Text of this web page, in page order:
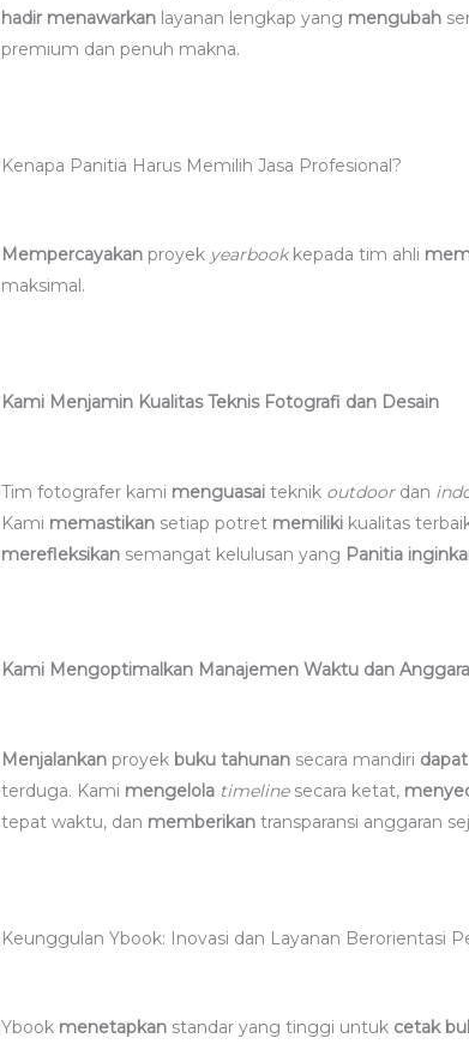
hadir menawarkan layanan lengkap yang mengubah
premium dan penuh makna.
Kenapa Panitia Harus Memilih Jasa Profesional?
Mempercayakan proyek yearbookkepada tim ahli
maksimal.
Kami Menjamin Kualitas Teknis Fotografi dan Desain
Tim fotografer kami menguasai teknik outdoordan
Kami memastikan setiap potret memiliki kualitas
merefleksikan semangat kelulusan yang Panitia
Kami Mengoptimalkan Manajemen Waktu dan
Menjalankan proyek buku tahunan secara mandiri
terduga. Kami mengelola timelinesecara ketat,
tepat waktu, dan memberikan transparansi anggaran
Keunggulan Ybook: Inovasi dan Layanan Berorientasi
Ybook menetapkan standar yang tinggi untuk cetak